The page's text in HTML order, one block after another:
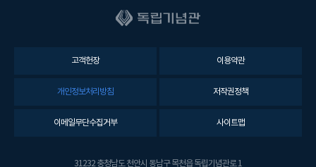
고객헌장 이용약관
개인정보처리방침 저작권정책
이메일무단수집거부 사이트맵
31232 충청남도 천안시 동남구 목천읍 독립기념관로 1